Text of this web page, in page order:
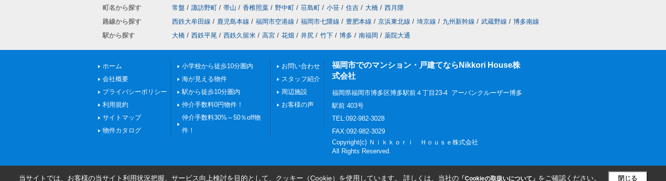
町名から探す
常盤 / 諏訪野町 / 帯山 / 香椎照葉 / 野中町 / 荘島町 / 小笹 / 住吉 / 大橋 / 西月隈
路線から探す
西鉄大牟田線 / 鹿児島本線 / 福岡市空港線 / 福岡市七隈線 / 豊肥本線 / 京浜東北線 / 埼京線 / 九州新幹線 / 武蔵野線 / 博多南線
駅から探す
大橋 / 西鉄平尾 / 西鉄久留米 / 高宮 / 花畑 / 井尻 / 竹下 / 博多 / 南福岡 / 薬院大通
ホーム
会社概要
プライバシーポリシー
利用規約
サイトマップ
物件カタログ
小学校から徒歩10分圏内
海が見える物件
駅から徒歩10分圏内
仲介手数料0円物件！
仲介手数料30%～50％off物
件！
お問い合わせ
スタッフ紹介
周辺施設
お客様の声
福岡市でのマンション・戸建てならNikkori House株
式会社
福岡県福岡市博多区博多駅前４丁目23-4 アーバンクルーザー博多
駅前 403号
TEL:092-982-3028
FAX:092-982-3029
Copyright(c) Ｎｉｋｋｏｒｉ Ｈｏｕｓｅ株式会社
All Rights Reserved.
当サイトでは、お客様の当サイト利用状況把握、サービス向上検討を目的として、クッキー（Cookie）を使用しています。 詳しくは、当社の「Cookieの取扱いについて」 をご確認ください。 閉じる